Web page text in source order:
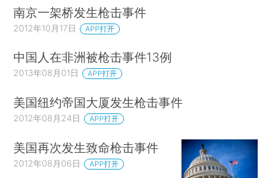
南京一架桥发生枪击事件
2012年10月17日 APP打开
中国人在非洲被枪击事件13例
2013年08月01日 APP打开
美国纽约帝国大厦发生枪击事件
2012年08月24日 APP打开
美国再次发生致命枪击事件
2012年08月06日 APP打开